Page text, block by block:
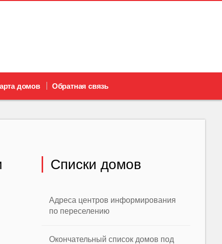
домов Обратная связь
Списки домов
Адреса центров информирования
по переселению
Окончательный список домов под